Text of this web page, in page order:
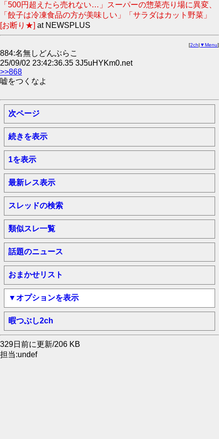
「500円超えたら売れない…」スーパーの惣菜売り場に異変、
「餃子は冷凍食品の方が美味しい」「サラダはカット野菜」
[お断り★] at NEWSPLUS
[2ch| ▼Menu]
884:名無しどんぶらこ
25/09/02 23:42:36.35 3J5uHYKm0.net
>>868
嘘をつくなよ
次ページ
続きを表示
1を表示
最新レス表示
スレッドの検索
類似スレ一覧
話題のニュース
おまかせリスト
▼オプションを表示
暇つぶし2ch
329日前に更新/206 KB
担当:undef